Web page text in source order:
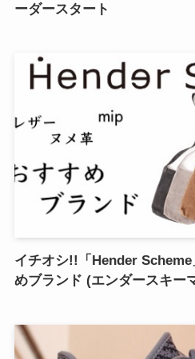
ーダースタート
イチオシ!!「Hender
めブランド (エンダースキー